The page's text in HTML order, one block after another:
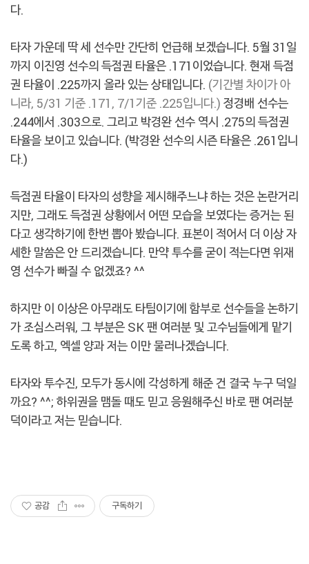
다.
타자 가운데 딱 세 선수만 간단히 언급해 보겠습니다. 5월 31일
까지 이진영 선수의 득점권 타율은 .171이었습니다. 현재 득점
권 타율이 .225까지 올라 있는 상태입니다. (기간별 차이가 아
니라, 5/31 기준 .171, 7/1기준 .225입니다.) 정경배 선수는
.244에서 .303으로. 그리고 박경완 선수 역시 .275의 득점권
타율을 보이고 있습니다. (박경완 선수의 시즌 타율은 .261입니
다.)
득점권 타율이 타자의 성향을 제시해주느냐 하는 것은 논란거리
지만, 그래도 득점권 상황에서 어떤 모습을 보였다는 증거는 된
다고 생각하기에 한번 뽑아 봤습니다. 표본이 적어서 더 이상 자
세한 말씀은 안 드리겠습니다. 만약 투수를 굳이 적는다면 위재
영 선수가 빠질 수 없겠죠? ^^
하지만 이 이상은 아무래도 타팀이기에 함부로 선수들을 논하기
가 조심스러워, 그 부분은 SK 팬 여러분 및 고수님들에게 맡기
도록 하고, 엑셀 양과 저는 이만 물러나겠습니다.
타자와 투수진, 모두가 동시에 각성하게 해준 건 결국 누구 덕일
까요? ^^; 하위권을 맴돌 때도 믿고 응원해주신 바로 팬 여러분
덕이라고 저는 믿습니다.
공감 구독하기